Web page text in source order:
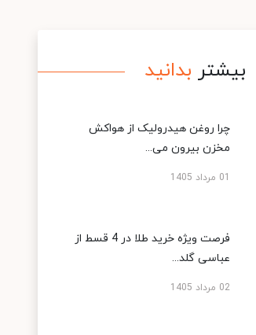
بیشتر بدانید
چرا روغن هیدرولیک از هواکش
مخزن بیرون می...
01 مرداد 1405
فرصت ویژه خرید طلا در 4 قسط از
عباسی گلد...
02 مرداد 1405